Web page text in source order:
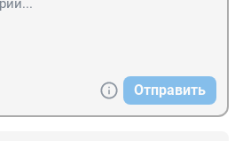
Отправить